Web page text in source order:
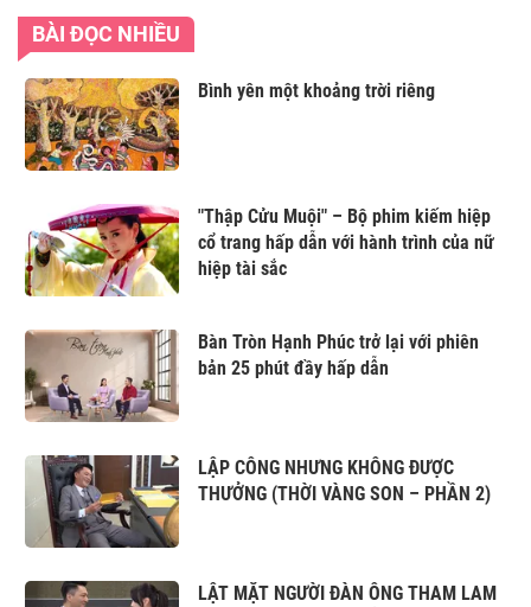
BÀI ĐỌC NHIỀU
Bình yên một khoảng trời riêng
"Thập Cửu Muội" – Bộ phim kiếm hiệp
cổ trang hấp dẫn với hành trình của nữ
hiệp tài sắc
Bàn Tròn Hạnh Phúc trở lại với phiên
bản 25 phút đầy hấp dẫn
LẬP CÔNG NHƯNG KHÔNG ĐƯỢC
THƯỞNG (THỜI VÀNG SON – PHẦN 2)
LẬT MẶT NGƯỜI ĐÀN ÔNG THAM LAM